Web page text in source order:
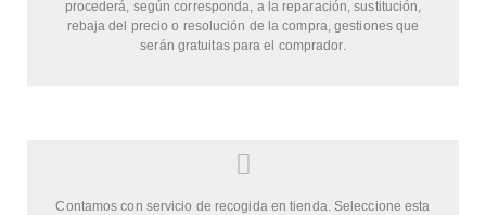
procederá, según corresponda, a la reparación, sustitución,
rebaja del precio o resolución de la compra, gestiones que
serán gratuitas para el comprador.
Contamos con servicio de recogida en tienda. Seleccione esta